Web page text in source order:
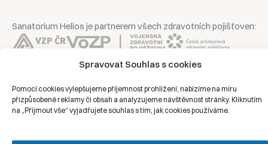
Spravovat Souhlas s cookies
Pomocí cookies vylepšujeme příjemnost prohlížení, nabízíme na míru
přizpůsobené reklamy či obsah a analyzujeme návštěvnost stránky. Kliknutím
na „Přijmout vše“ vyjadřujete souhlas s tím, jak cookies používáme.
Sanatorium Helios je partnerem všech zdravotních pojišťoven:
Copyright © 2026 | Všechna práva vyhrazena | Sanatorium Helios